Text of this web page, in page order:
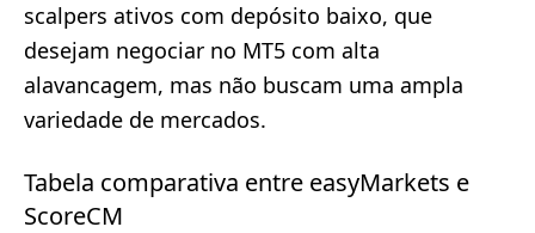
scalpers ativos com depósito baixo, que
desejam negociar no MT5 com alta
alavancagem, mas não buscam uma ampla
variedade de mercados.
Tabela comparativa entre easyMarkets e
ScoreCM